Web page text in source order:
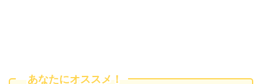
あなたにオススメ！